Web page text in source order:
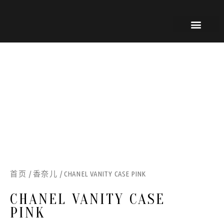
首页 / 香奈儿 / CHANEL VANITY CASE PINK
CHANEL VANITY CASE
PINK